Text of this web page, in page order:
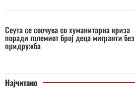
Сеута се соочува со хуманитарна криза
поради големиот број деца мигранти без
придружба
Најчитано